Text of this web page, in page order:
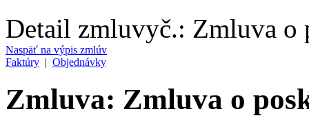
Detail zmluvyč.: Zmluva o
Naspäť na výpis zmlúv
Faktúry | Objednávky
Zmluva: Zmluva o